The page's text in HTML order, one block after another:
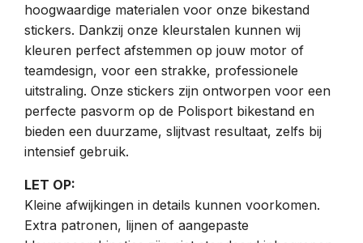
hoogwaardige materialen voor onze bikestand
stickers. Dankzij onze kleurstalen kunnen wij
kleuren perfect afstemmen op jouw motor of
teamdesign, voor een strakke, professionele
uitstraling. Onze stickers zijn ontworpen voor een
perfecte pasvorm op de Polisport bikestand en
bieden een duurzame, slijtvast resultaat, zelfs bij
intensief gebruik.
LET OP:
Kleine afwijkingen in details kunnen voorkomen.
Extra patronen, lijnen of aangepaste